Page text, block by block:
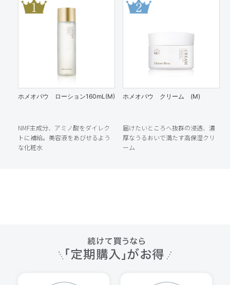
ホメオバウ ローション160mL(M)
NMF主成分、アミノ酸をダイレク
トに補給。美容液をあびせるよう
な化粧水
ホメオバウ クリーム (M)
届けたいところへ抜群の浸透、濃
厚なうるおいで満たす高保湿クリ
ーム